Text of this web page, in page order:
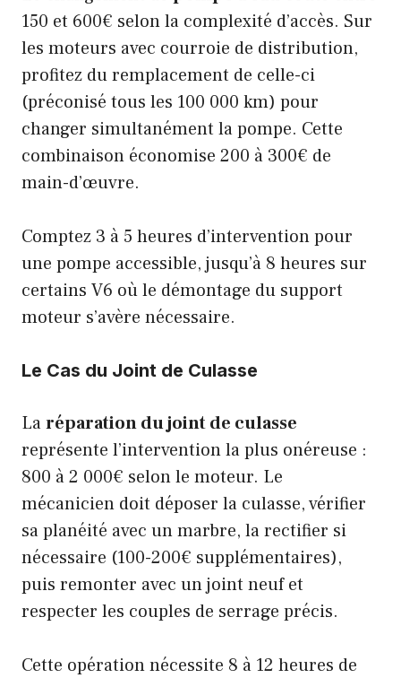
150 et 600€ selon la complexité d’accès. Sur
les moteurs avec courroie de distribution,
profitez du remplacement de celle-ci
(préconisé tous les 100 000 km) pour
changer simultanément la pompe. Cette
combinaison économise 200 à 300€ de
main-d’œuvre.
Comptez 3 à 5 heures d’intervention pour
une pompe accessible, jusqu’à 8 heures sur
certains V6 où le démontage du support
moteur s’avère nécessaire.
Le Cas du Joint de Culasse
Laréparation du joint de culasse
représente l’intervention la plus onéreuse :
800 à 2 000€ selon le moteur. Le
mécanicien doit déposer la culasse, vérifier
sa planéité avec un marbre, la rectifier si
nécessaire (100-200€ supplémentaires),
puis remonter avec un joint neuf et
respecter les couples de serrage précis.
Cette opération nécessite 8 à 12 heures de